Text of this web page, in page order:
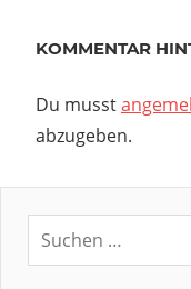
KOMMENTAR
Du musst
abzugeben.